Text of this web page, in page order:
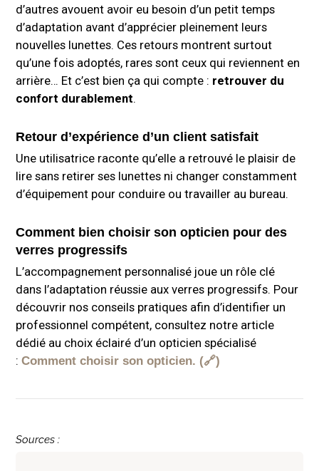
d’autres avouent avoir eu besoin d’un petit temps
d’adaptation avant d’apprécier pleinement leurs
nouvelles lunettes. Ces retours montrent surtout
qu’une fois adoptés, rares sont ceux qui reviennent en
arrière… Et c’est bien ça qui compte : retrouver du
confort durablement.
Retour d’expérience d’un client satisfait
Une utilisatrice raconte qu’elle a retrouvé le plaisir de
lire sans retirer ses lunettes ni changer constamment
d’équipement pour conduire ou travailler au bureau.
Comment bien choisir son opticien pour des
verres progressifs
L’accompagnement personnalisé joue un rôle clé
dans l’adaptation réussie aux verres progressifs. Pour
découvrir nos conseils pratiques afin d’identifier un
professionnel compétent, consultez notre article
dédié au choix éclairé d’un opticien spécialisé
:Comment choisir son opticien.
Sources :